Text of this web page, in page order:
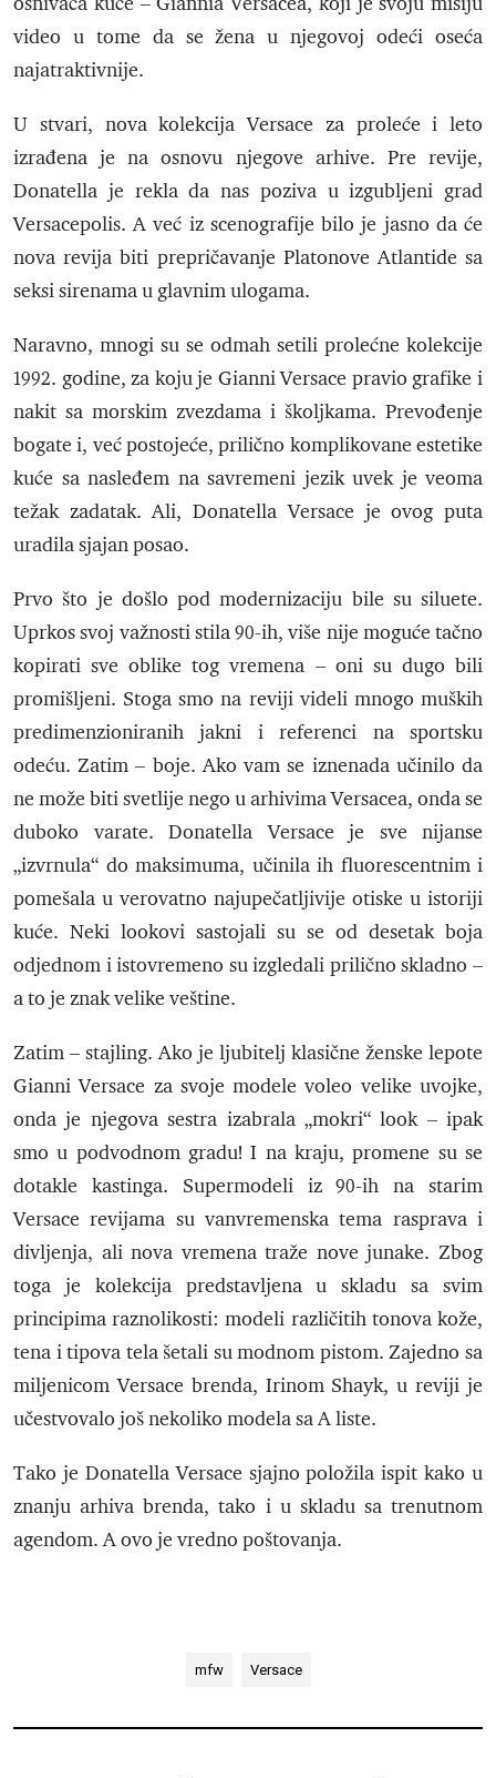
video u tome da se žena u njegovoj odeći oseća
najatraktivnije.
U stvari, nova kolekcija Versace za proleće i leto
izrađena je na osnovu njegove arhive. Pre revije,
Donatella je rekla da nas poziva u izgubljeni grad
Versacepolis. A već iz scenografije bilo je jasno da će
nova revija biti prepričavanje Platonove Atlantide sa
seksi sirenama u glavnim ulogama.
Naravno, mnogi su se odmah setili prolećne kolekcije
1992. godine, za koju je Gianni Versace pravio grafike i
nakit sa morskim zvezdama i školjkama. Prevođenje
bogate i, već postojeće, prilično komplikovane estetike
kuće sa nasleđem na savremeni jezik uvek je veoma
težak zadatak. Ali, Donatella Versace je ovog puta
uradila sjajan posao.
Prvo što je došlo pod modernizaciju bile su siluete.
Uprkos svoj važnosti stila 90-ih, više nije moguće tačno
kopirati sve oblike tog vremena – oni su dugo bili
promišljeni. Stoga smo na reviji videli mnogo muških
predimenzioniranih jakni i referenci na sportsku
odeću. Zatim – boje. Ako vam se iznenada učinilo da
ne može biti svetlije nego u arhivima Versacea, onda se
duboko varate. Donatella Versace je sve nijanse
„izvrnula“ do maksimuma, učinila ih fluorescentnim i
pomešala u verovatno najupečatljivije otiske u istoriji
kuće. Neki lookovi sastojali su se od desetak boja
odjednom i istovremeno su izgledali prilično skladno –
a to je znak velike veštine.
Zatim – stajling. Ako je ljubitelj klasične ženske lepote
Gianni Versace za svoje modele voleo velike uvojke,
onda je njegova sestra izabrala „mokri“ look – ipak
smo u podvodnom gradu! I na kraju, promene su se
dotakle kastinga. Supermodeli iz 90-ih na starim
Versace revijama su vanvremenska tema rasprava i
divljenja, ali nova vremena traže nove junake. Zbog
toga je kolekcija predstavljena u skladu sa svim
principima raznolikosti: modeli različitih tonova kože,
tena i tipova tela šetali su modnom pistom. Zajedno sa
miljenicom Versace brenda, Irinom Shayk, u reviji je
učestvovalo još nekoliko modela sa A liste.
Tako je Donatella Versace sjajno položila ispit kako u
znanju arhiva brenda, tako i u skladu sa trenutnom
agendom. A ovo je vredno poštovanja.
mfw Versace